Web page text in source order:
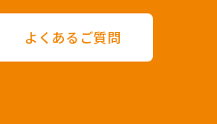
よくあるご質問